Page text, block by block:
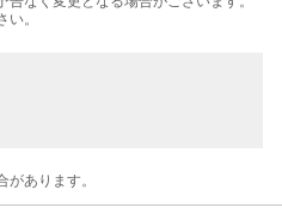
。
あります。